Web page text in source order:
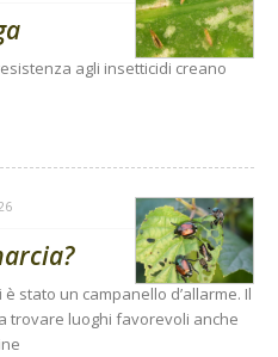
agli insetticidi creano
stato un campanello d’allarme. Il
trovare luoghi favorevoli anche